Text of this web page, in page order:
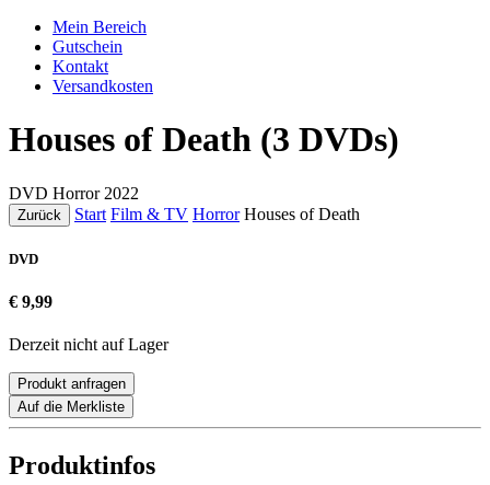
Mein Bereich
Gutschein
Kontakt
Versandkosten
Houses of Death (3 DVDs)
DVD Horror 2022
Zurück Start Film & TV Horror Houses of Death
DVD
€ 9,99
Derzeit nicht auf Lager
Produkt anfragen
Auf die Merkliste
Produktinfos